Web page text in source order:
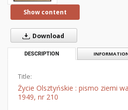
Show content
Download
DESCRIPTION
Title:
Życie Olsztyńskie : pismo ziemi
1949, nr 210